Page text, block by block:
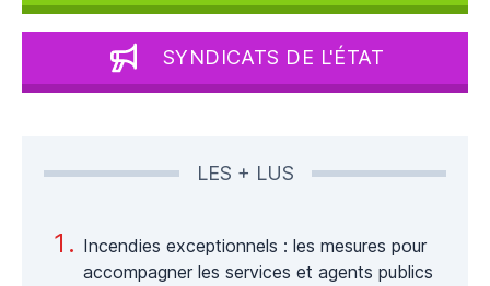
SYNDICATS DE L'ÉTAT
LES + LUS
Incendies exceptionnels : les mesures pour
accompagner les services et agents publics